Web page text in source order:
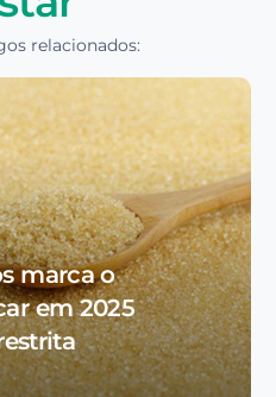
relacionados:
marca o
em 2025